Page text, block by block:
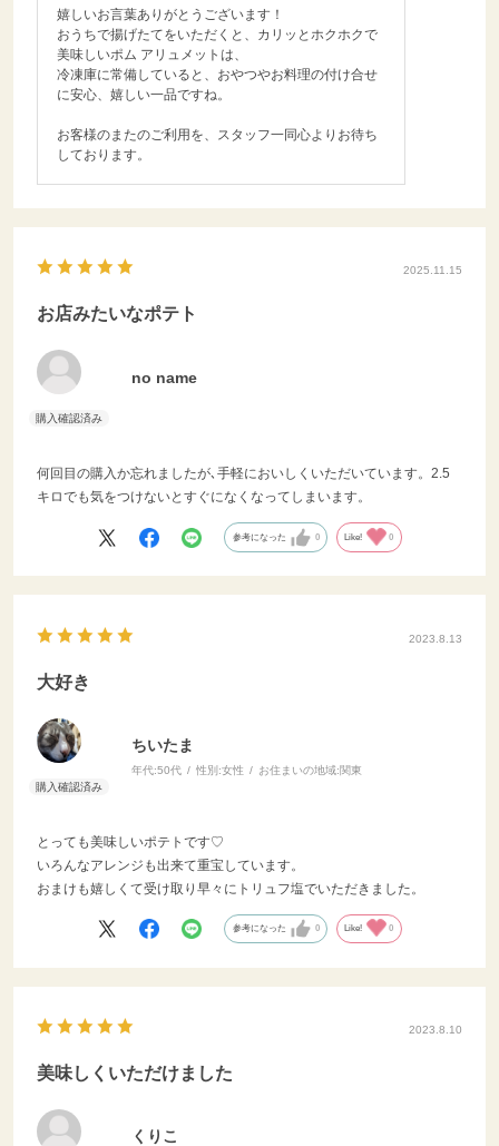
嬉しいお言葉ありがとうございます！
おうちで揚げたてをいただくと、カリッとホクホクで
美味しいポム アリュメットは、
冷凍庫に常備していると、おやつやお料理の付け合せ
に安心、嬉しい一品ですね。
お客様のまたのご利用を、スタッフ一同心よりお待ち
しております。
2025.11.15
お店みたいなポテト
no name
何回目の購入か忘れましたが､手軽においしくいただいています。2.5
キロでも気をつけないとすぐになくなってしまいます。
参考になった 0 Like! 0
2023.8.13
大好き
ちいたま
年代:50代 性別:女性 お住まいの地域:関東
とっても美味しいポテトです♡
いろんなアレンジも出来て重宝しています。
おまけも嬉しくて受け取り早々にトリュフ塩でいただきました。
参考になった 0 Like! 0
2023.8.10
美味しくいただけました
くりこ